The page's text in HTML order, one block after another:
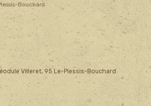
Bouchard
Villeret, 95 Le-Plessis-Bouchard